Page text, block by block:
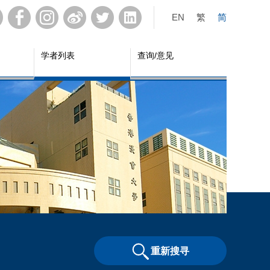
EN 繁 简
学者列表 查询/意见
重新搜寻